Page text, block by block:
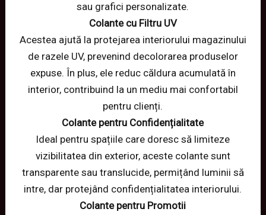
sau grafici personalizate.
Colante cu Filtru UV
Acestea ajută la protejarea interiorului magazinului
de razele UV, prevenind decolorarea produselor
expuse. În plus, ele reduc căldura acumulată în
interior, contribuind la un mediu mai confortabil
pentru clienți.
Colante pentru Confidențialitate
Ideal pentru spațiile care doresc să limiteze
vizibilitatea din exterior, aceste colante sunt
transparente sau translucide, permițând luminii să
intre, dar protejând confidențialitatea interiorului.
Colante pentru Promotii